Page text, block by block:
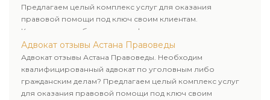
Предлагаем целый комплекс услуг для оказания
правовой помощи под ключ своим клиентам.
Комплексное обслуживание физических и юридических
лиц. Индивидуальный подход к каждому клиенту.
Адвокат отзывы Астана Правоведы
Адвокат отзывы Астана Правоведы. Необходим
квалифицированный адвокат по уголовным либо
гражданским делам? Предлагаем целый комплекс услуг
для оказания правовой помощи под ключ своим